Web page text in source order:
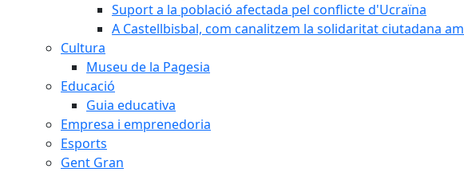
Suport a la població afectada pel conflicte d'Ucraïna
A Castellbisbal, com canalitzem la solidaritat ciutadana
Cultura
Museu de la Pagesia
Educació
Guia educativa
Empresa i emprenedoria
Esports
Gent Gran